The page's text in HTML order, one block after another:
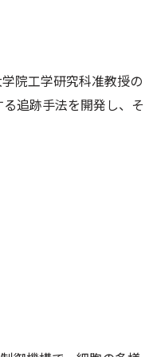
院工学研究科准教授の
追跡手法を開発し、そ